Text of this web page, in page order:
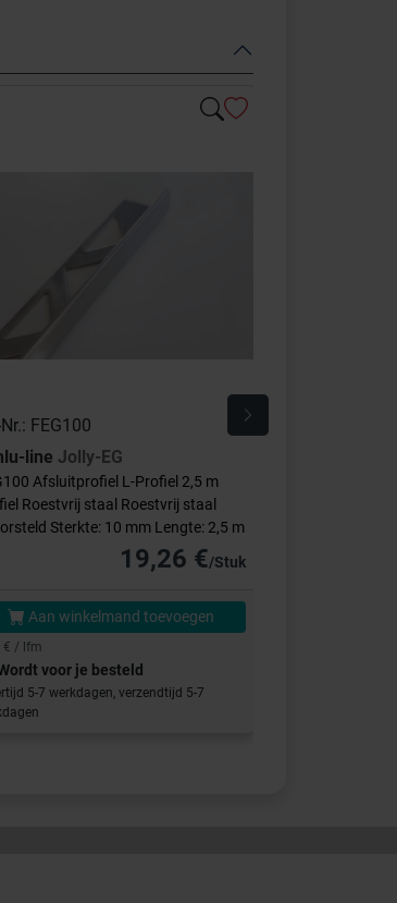
FEG100
line Jolly-EG
Afsluitprofiel L-Profiel 2,5 m
Roestvrij staal Roestvrij staal
Sterkte: 10 mm Lengte: 2,5 m
19,26 €/Stuk
Aan winkelmand toevoegen
€ / lfm
voor je besteld
5-7 werkdagen, verzendtijd 5-7